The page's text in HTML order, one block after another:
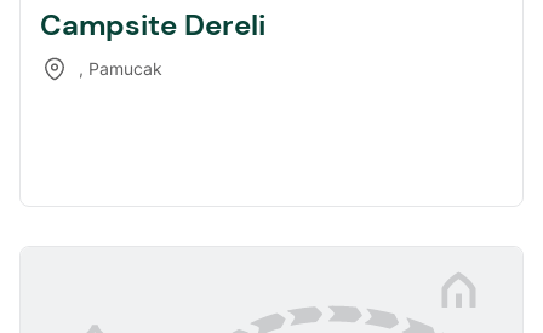
Campsite Dereli
, Pamucak